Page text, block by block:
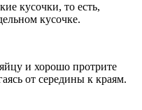
кусочки, то есть,
кусочке.
и хорошо протрите
от середины к краям.